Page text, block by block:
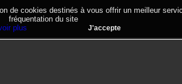
de cookies destinés à vous offrir un meilleur
fréquentation du site
plus
J'accepte